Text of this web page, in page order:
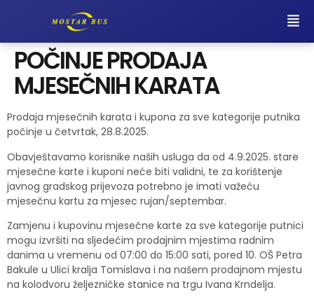
POČINJE PRODAJA
MJESEČNIH KARATA
Prodaja mjesečnih karata i kupona za sve kategorije putnika
počinje u četvrtak, 28.8.2025.
Obavještavamo korisnike naših usluga da od 4.9.2025. stare
mjesečne karte i kuponi neće biti validni, te za korištenje
javnog gradskog prijevoza potrebno je imati važeću
mjesečnu kartu za mjesec rujan/septembar.
Zamjenu i kupovinu mjesečne karte za sve kategorije putnici
mogu izvršiti na sljedećim prodajnim mjestima radnim
danima u vremenu od 07:00 do 15:00 sati, pored 10. OŠ Petra
Bakule u Ulici kralja Tomislava i na našem prodajnom mjestu
na kolodvoru željezničke stanice na trgu Ivana Krndelja.